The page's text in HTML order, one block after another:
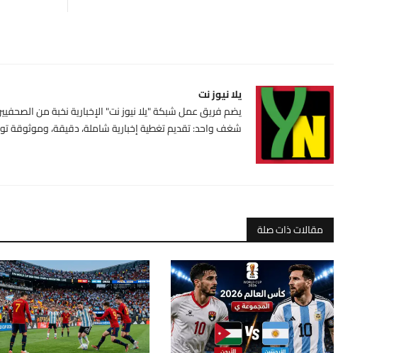
يلا نيوز نت
يضم فريق عمل شبكة "يلا نيوز نت" الإخبارية نخبة من
شغف واحد: تقديم تغطية إخبارية شاملة، دقيقة، وموثوقة
مقالات ذات صلة